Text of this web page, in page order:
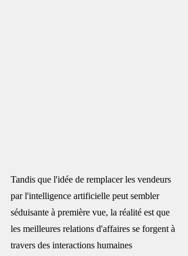
Tandis que l'idée de remplacer les vendeurs
par l'intelligence artificielle peut sembler
séduisante à première vue, la réalité est que
les meilleures relations d'affaires se forgent à
travers des interactions humaines